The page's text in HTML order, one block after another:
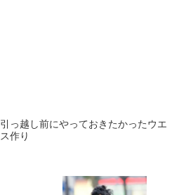
引っ越し前にやっておきたかったウエ
ス作り